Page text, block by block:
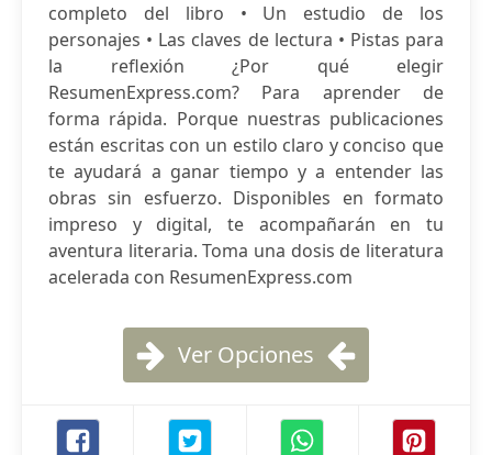
completo del libro • Un estudio de los
personajes • Las claves de lectura • Pistas para
la reflexión ¿Por qué elegir
ResumenExpress.com? Para aprender de
forma rápida. Porque nuestras publicaciones
están escritas con un estilo claro y conciso que
te ayudará a ganar tiempo y a entender las
obras sin esfuerzo. Disponibles en formato
impreso y digital, te acompañarán en tu
aventura literaria. Toma una dosis de literatura
acelerada con ResumenExpress.com
Ver Opciones